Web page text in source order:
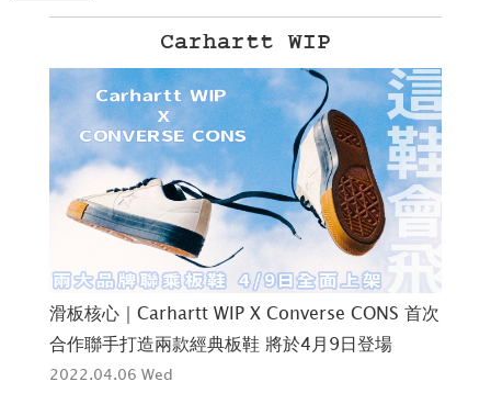
Carhartt WIP
滑板核心｜Carhartt WIP X Converse CONS 首次
合作聯手打造兩款經典板鞋 將於4月9日登場
2022.04.06 Wed